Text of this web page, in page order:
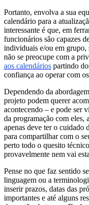
Portanto, envolva a sua
calendário para a
interessante é que, em
funcionários são capazes
individuais e/ou em grupo,
não se preocupe com a
aos calendários partindo
confiança ao operar com
Dependendo da
projeto podem querer
acontecendo – e pode ser
da programação com
apenas deve ter o cuidado
para compartilhar com o
perto todo o quesito
provavelmente nem vai
Pense no que faz sentido
linguagem ou a
inserir prazos, datas das
importantes e até alguns